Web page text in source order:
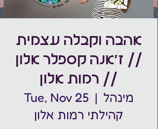
אהבה וקבלה עצמית
// ז׳אנה קספלר אלון
// רמות אלון
Tue, Nov 25
  |
מינהל
קהילתי רמות אלון